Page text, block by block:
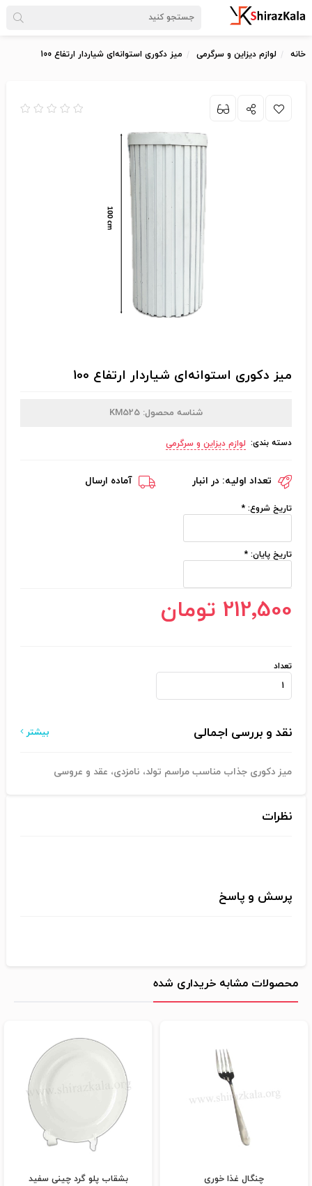
خانه لوازم دیزاین و سرگرمی میز دکوری استوانه‌ای شیاردار ارتفاع 100
میز دکوری استوانه‌ای شیاردار ارتفاع 100
شناسه محصول: KM525
دسته بندی: لوازم دیزاین و سرگرمی
تعداد اولیه: در انبار آماده ارسال
تاریخ شروع: *
تاریخ پایان: *
212٬500 تومان
تعداد
نقد و بررسی اجمالی بیشتر
میز دکوری جذاب مناسب مراسم تولد، نامزدی، عقد و عروسی
نظرات
پرسش و پاسخ
محصولات مشابه خریداری شده
چنگال غذا خوری بشقاب پلو گرد چینی سفید